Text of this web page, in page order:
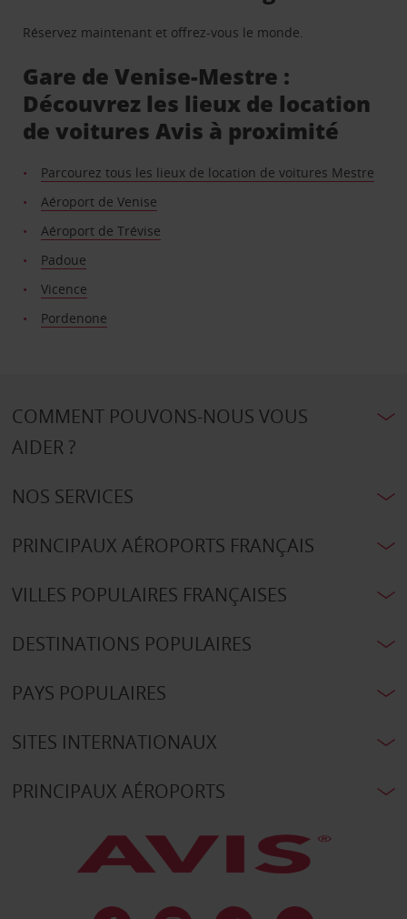
Réservez maintenant et offrez-vous le monde.
Gare de Venise-Mestre :
Découvrez les lieux de location
de voitures Avis à proximité
Parcourez tous les lieux de location de voitures Mestre
Aéroport de Venise
Aéroport de Trévise
Padoue
Vicence
Pordenone
COMMENT POUVONS-NOUS VOUS
AIDER ?
NOS SERVICES
PRINCIPAUX AÉROPORTS FRANÇAIS
VILLES POPULAIRES FRANÇAISES
DESTINATIONS POPULAIRES
PAYS POPULAIRES
SITES INTERNATIONAUX
PRINCIPAUX AÉROPORTS